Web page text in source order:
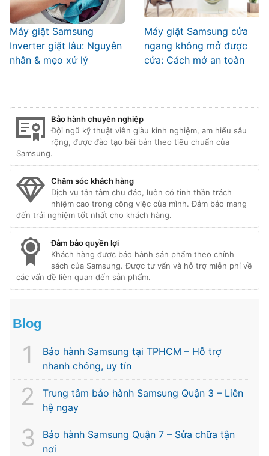
Máy giặt Samsung
Inverter giặt lâu: Nguyên
nhân & mẹo xử lý
Máy giặt Samsung cửa
ngang không mở được
cửa: Cách mở an toàn
Bảo hành chuyên nghiệp
Đội ngũ kỹ thuật viên giàu kinh nghiệm, am hiểu sâu
rộng, được đào tạo bài bản theo tiêu chuẩn của
Samsung.
Chăm sóc khách hàng
Dịch vụ tận tâm chu đáo, luôn có tinh thần trách
nhiệm cao trong công việc của mình. Đảm bảo mang
đến trải nghiệm tốt nhất cho khách hàng.
Đảm bảo quyền lợi
Khách hàng được bảo hành sản phẩm theo chính
sách của Samsung. Được tư vấn và hỗ trợ miễn phí về
các vấn đề liên quan đến sản phẩm.
Blog
Bảo hành Samsung tại TPHCM – Hỗ trợ
nhanh chóng, uy tín
Trung tâm bảo hành Samsung Quận 3 – Liên
hệ ngay
Bảo hành Samsung Quận 7 – Sửa chữa tận
nơi